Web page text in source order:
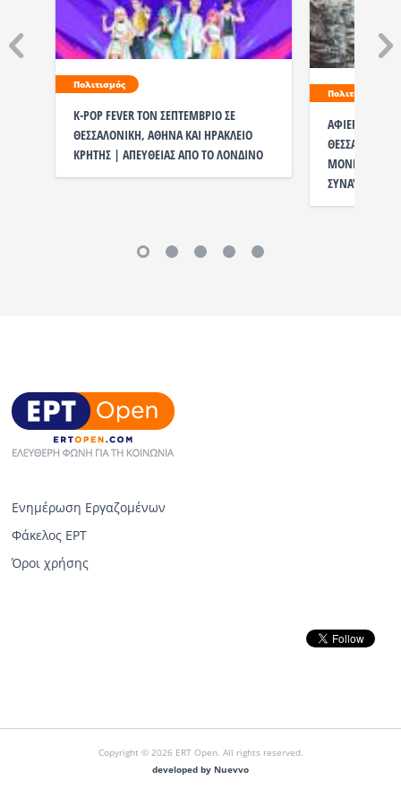
Πολιτισμός
K-POP FEVER ΤΟΝ ΣΕΠΤΕΜΒΡΙΟ ΣΕ
ΘΕΣΣΑΛΟΝΙΚΗ, ΑΘΗΝΑ ΚΑΙ ΗΡΑΚΛΕΙΟ
ΚΡΗΤΗΣ | ΑΠΕΥΘΕΙΑΣ ΑΠΟ ΤΟ ΛΟΝΔΙΝΟ
Πολιτισμός
ΑΦΙΕΡΩΜΑ
ΘΕΣΣΑΛΟΝΙΚΗ
ΜΟΝΗ
ΣΥΝΑΥΛΙΑΣ
Ενημέρωση Εργαζομένων
Φάκελος ΕΡΤ
Όροι χρήσης
Copyright © 2026 ERT Open. All rights reserved.
developed by Nuevvo